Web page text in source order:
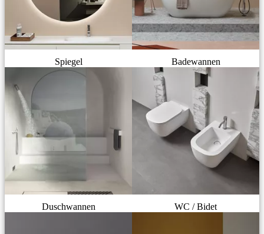
Spiegel Badewannen
Duschwannen WC / Bidet